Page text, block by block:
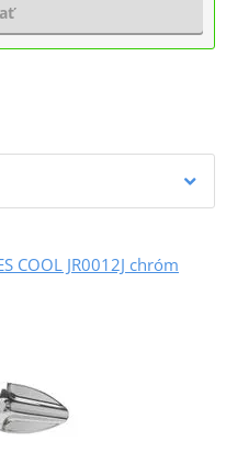
COOL JR0012J chróm